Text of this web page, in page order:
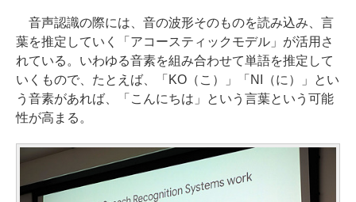
音声認識の際には、音の波形そのものを読み込み、言
葉を推定していく「アコースティックモデル」が活用さ
れている。いわゆる音素を組み合わせて単語を推定して
いくもので、たとえば、「KO（こ）」「NI（に）」とい
う音素があれば、「こんにちは」という言葉という可能
性が高まる。